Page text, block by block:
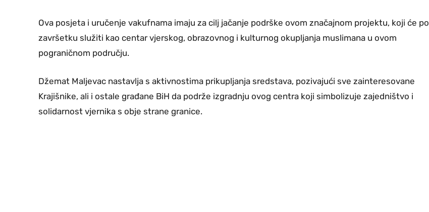
Ova posjeta i uručenje vakufnama imaju za cilj jačanje podrške ovom značajnom projektu, koji će po
završetku služiti kao centar vjerskog, obrazovnog i kulturnog okupljanja muslimana u ovom
pograničnom području.
Džemat Maljevac nastavlja s aktivnostima prikupljanja sredstava, pozivajući sve zainteresovane
Krajišnike, ali i ostale građane BiH da podrže izgradnju ovog centra koji simbolizuje zajedništvo i
solidarnost vjernika s obje strane granice.